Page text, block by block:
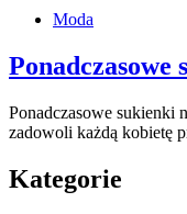
Moda
Ponadczasowe
Ponadczasowe sukienki
zadowoli każdą kobietę
Kategorie